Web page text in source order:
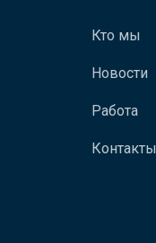
Кто мы
Новости
Работа
Контакты